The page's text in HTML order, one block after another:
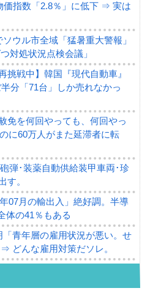
価指数「2.8％」に低下 ⇒ 実は
ウル市全域「猛暑重大警報」
対処状況点検会議」
挑戦中】韓国『現代自動車』
分「71台」しか売れなかっ
免を何回やっても、何回やっ
に60万人がまた延滞者に転
弾･装薬自動供給装甲車両･珍
す。
07月の輸出入」絶好調。半導
体の41％もある
「青年層の雇用状況が悪い。せ
どんな雇用対策だソレ。